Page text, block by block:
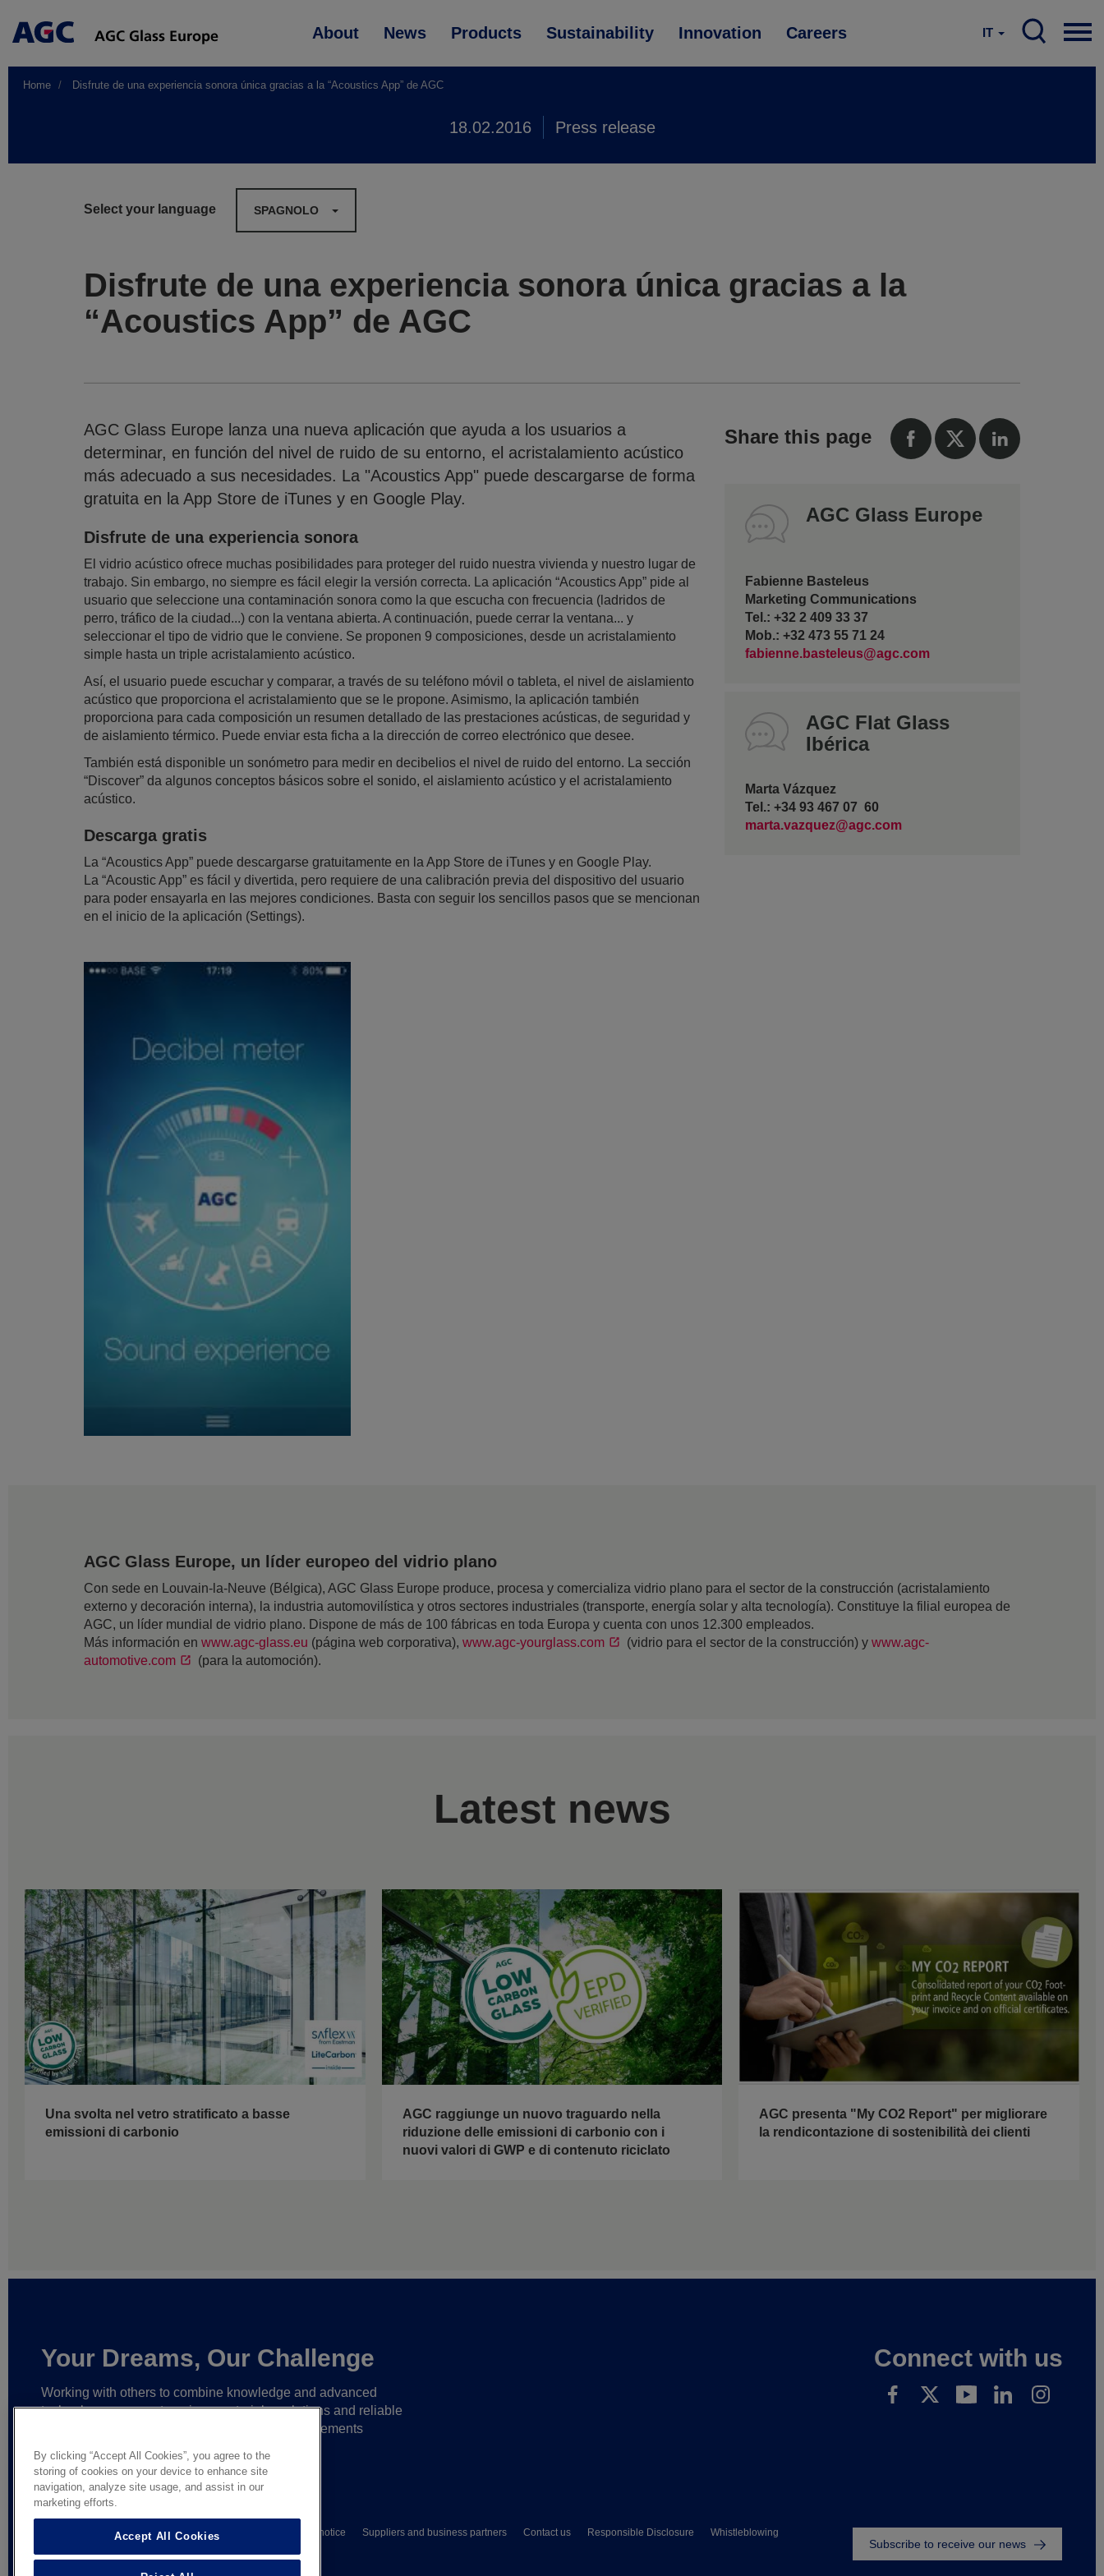
Main
About News Products Sustainability Innovation Careers IT
Home Disfrute de una experiencia sonora única gracias a la “Acoustics App” de AGC
18.02.2016 Press release
Select your language SPAGNOLO
Disfrute de una experiencia sonora única gracias a la
“Acoustics App” de AGC
AGC Glass Europe lanza una nueva aplicación que ayuda a los usuarios a
determinar, en función del nivel de ruido de su entorno, el acristalamiento acústico
más adecuado a sus necesidades. La "Acoustics App" puede descargarse de forma
gratuita en la App Store de iTunes y en Google Play.
Disfrute de una experiencia sonora
El vidrio acústico ofrece muchas posibilidades para proteger del ruido nuestra vivienda y nuestro lugar de
trabajo. Sin embargo, no siempre es fácil elegir la versión correcta. La aplicación “Acoustics App” pide al
usuario que seleccione una contaminación sonora como la que escucha con frecuencia (ladridos de
perro, tráfico de la ciudad...) con la ventana abierta. A continuación, puede cerrar la ventana... y
seleccionar el tipo de vidrio que le conviene. Se proponen 9 composiciones, desde un acristalamiento
simple hasta un triple acristalamiento acústico.
Así, el usuario puede escuchar y comparar, a través de su teléfono móvil o tableta, el nivel de aislamiento
acústico que proporciona el acristalamiento que se le propone. Asimismo, la aplicación también
proporciona para cada composición un resumen detallado de las prestaciones acústicas, de seguridad y
de aislamiento térmico. Puede enviar esta ficha a la dirección de correo electrónico que desee.
También está disponible un sonómetro para medir en decibelios el nivel de ruido del entorno. La sección
“Discover” da algunos conceptos básicos sobre el sonido, el aislamiento acústico y el acristalamiento
acústico.
Descarga gratis
La “Acoustics App” puede descargarse gratuitamente en la App Store de iTunes y en Google Play.
La “Acoustic App” es fácil y divertida, pero requiere de una calibración previa del dispositivo del usuario
para poder ensayarla en las mejores condiciones. Basta con seguir los sencillos pasos que se mencionan
en el inicio de la aplicación (Settings).
Share this page
AGC Glass Europe
Fabienne Basteleus
Marketing Communications
Tel.: +32 2 409 33 37
Mob.: +32 473 55 71 24
fabienne.basteleus@agc.com
AGC Flat Glass
Ibérica
Marta Vázquez
Tel.: +34 93 467 07 60
marta.vazquez@agc.com
AGC Glass Europe, un líder europeo del vidrio plano
Con sede en Louvain-la-Neuve (Bélgica), AGC Glass Europe produce, procesa y comercializa vidrio plano para el sector de la construcción (acristalamiento
externo y decoración interna), la industria automovilística y otros sectores industriales (transporte, energía solar y alta tecnología). Constituye la filial europea de
AGC, un líder mundial de vidrio plano. Dispone de más de 100 fábricas en toda Europa y cuenta con unos 12.300 empleados.
Más información en www.agc-glass.eu (página web corporativa), www.agc-yourglass.com (vidrio para el sector de la construcción) y www.agc-
automotive.com
(para la automoción).
Latest news
Una svolta nel vetro stratificato a basse
emissioni di carbonio
AGC raggiunge un nuovo traguardo nella
riduzione delle emissioni di carbonio con i
nuovi valori di GWP e di contenuto riciclato
AGC presenta "My CO2 Report" per migliorare
la rendicontazione di sostenibilità dei clienti
Your Dreams, Our Challenge
Working with others to combine knowledge and advanced
technology,we create unique materials, solutions and reliable
that help make ever greater achievements
Connect with us
Footer
© AGC Glass Europe 2026 Wettelijke informatie Privacy notice Suppliers and business partners Contact us Responsible Disclosure
Whistleblowing
General terms of sale
Subscribe to receive our news
By clicking “Accept All Cookies”, you agree to the
storing of cookies on your device to enhance site
navigation, analyze site usage, and assist in our
marketing efforts.
Accept All Cookies